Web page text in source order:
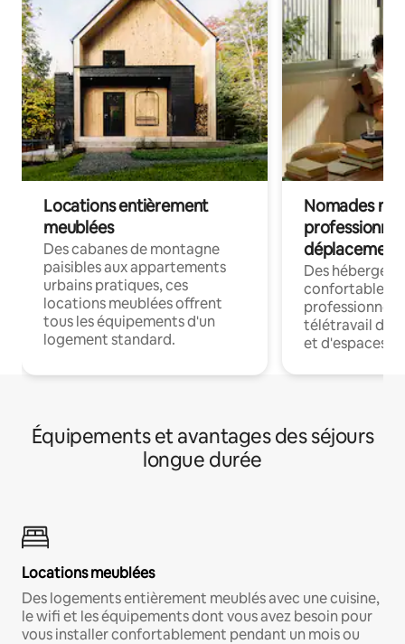
Locations entièrement
meublées
Des cabanes de montagne
paisibles aux appartements
urbains pratiques, ces
locations meublées offrent
tous les équipements d'un
logement standard.
Nomades
déplacement
Des
confortables
professionnels
télétravail
et d'espaces
Équipements et avantages des séjours
longue durée
Locations meublées
Des logements entièrement meublés avec une cuisine,
le wifi et les équipements dont vous avez besoin pour
vous installer confortablement pendant un mois ou